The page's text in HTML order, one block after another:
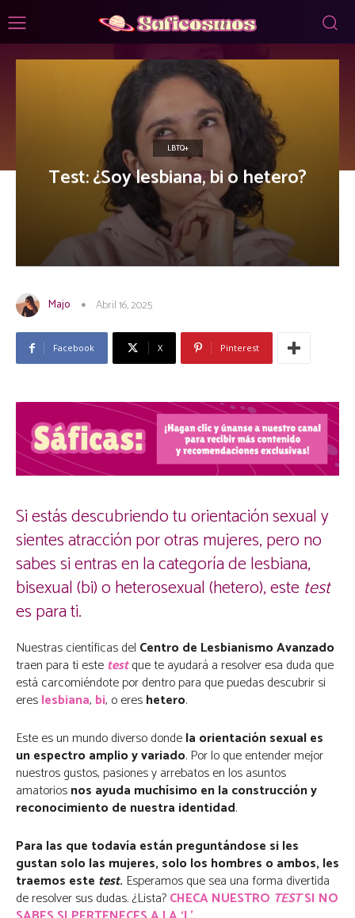
LBTQ+
Test: ¿Soy lesbiana, bi o hetero?
Majo Abril 16, 2025
Facebook X Pinterest
Si estás descubriendo tu orientación sexual y
sientes atracción por otras mujeres, pero no
sabes si entras en la categoría de lesbiana,
bisexual (bi) o heterosexual (hetero), estetest
es para ti.
Nuestras científicas del Centro de Lesbianismo Avanzado
traen para ti estetestque te ayudará a resolver esa duda que
está carcomiéndote por dentro para que puedas descubrir si
ereslesbiana, bi, o ereshetero.
Este es un mundo diverso dondela orientación sexual es
un espectro amplio y variado. Por lo que entender mejor
nuestros gustos, pasiones y arrebatos en los asuntos
amatoriosnos ayuda muchísimo en la construcción y
reconocimiento de nuestra identidad.
Para las que todavía están preguntándose si les
gustan solo las mujeres, solo los hombres o ambos, les
traemos este test. Esperamos que sea una forma divertida
de resolver sus dudas. ¿Lista?CHECA NUESTRO TESTSI NO